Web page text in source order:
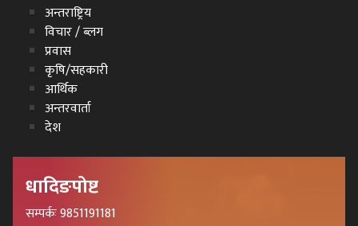
अन्तराष्ट्रिय
विचार / ब्लग
प्रवास
कृषि/सहकारी
आर्थिक
अन्तरवार्ता
देश
धादिङपोष्ट
सम्पर्कः 9851191181